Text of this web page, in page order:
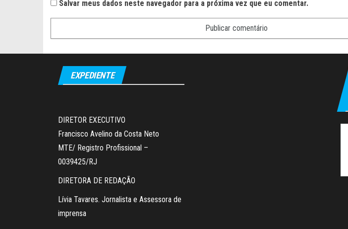
Salvar meus dados neste navegador para a próxima vez que eu comentar.
EXPEDIENTE
DIRETOR EXECUTIVO
Francisco Avelino da Costa Neto
MTE/ Registro Profissional –
0039425/RJ
DIRETORA DE REDAÇÃO
Lívia Tavares. Jornalista e Assessora de
imprensa